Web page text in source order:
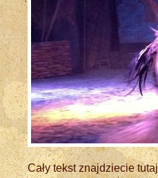
Cały tekst znajdziecie tutaj